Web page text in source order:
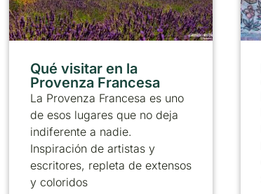
Qué visitar en la
Provenza Francesa
La Provenza Francesa es uno
de esos lugares que no deja
indiferente a nadie.
Inspiración de artistas y
escritores, repleta de extensos
y coloridos